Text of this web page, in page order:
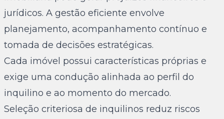
jurídicos. A gestão eficiente envolve
planejamento, acompanhamento contínuo e
tomada de decisões estratégicas.
Cada imóvel possui características próprias e
exige uma condução alinhada ao perfil do
inquilino e ao momento do mercado.
Seleção criteriosa de inquilinos reduz riscos